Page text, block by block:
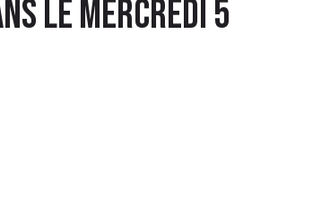
le mercredi 5